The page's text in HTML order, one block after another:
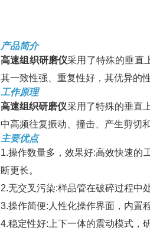
产品简介
高速组织研磨仪采用了特殊的垂直
其一致性强、重复性好，其优异的
工作原理
高速组织研磨仪采用了特殊的垂直
中高频往复振动、撞击、产生剪切
主要优点
1.操作数量多，效果好:高效快速的
断更长。
2.无交叉污染:样品管在破碎过程中
3.操作简便:人性化操作界面，内置
4.稳定性好:上下一体的震动模式，